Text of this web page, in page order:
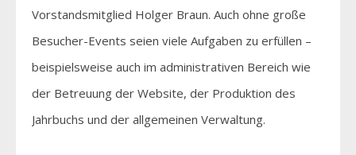
Vorstandsmitglied Holger Braun. Auch ohne große
Besucher-Events seien viele Aufgaben zu erfüllen –
beispielsweise auch im administrativen Bereich wie
der Betreuung der Website, der Produktion des
Jahrbuchs und der allgemeinen Verwaltung.